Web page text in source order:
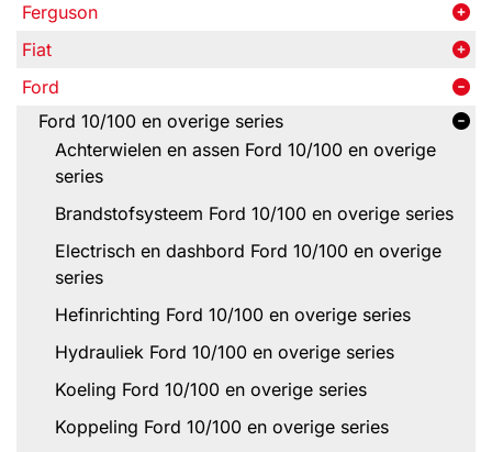
Ferguson
Fiat
Ford
Ford 10/100 en overige series
Achterwielen en assen Ford 10/100 en overige
series
Brandstofsysteem Ford 10/100 en overige series
Electrisch en dashbord Ford 10/100 en overige
series
Hefinrichting Ford 10/100 en overige series
Hydrauliek Ford 10/100 en overige series
Koeling Ford 10/100 en overige series
Koppeling Ford 10/100 en overige series